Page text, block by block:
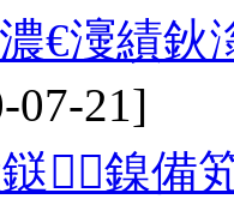
€濅績
07-21]
鎳備